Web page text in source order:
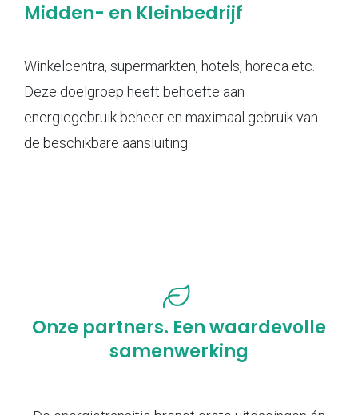
Midden- en Kleinbedrijf
Winkelcentra, supermarkten, hotels, horeca etc.
Deze doelgroep heeft behoefte aan
energiegebruik beheer en maximaal gebruik van
de beschikbare aansluiting.
Onze partners. Een waardevolle
samenwerking